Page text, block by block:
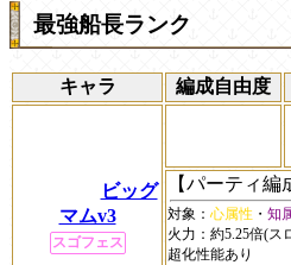
最強船長ランク
キャラ 編成自由度
ビッグ
マムv3
スゴフェス
【パーティ編
対象： 心属性 ・ 知
火力： 約5.25倍(ス
超化性能あり